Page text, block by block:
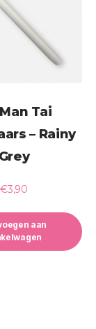
Tai
– Rainy
Grey
€3,90
aan